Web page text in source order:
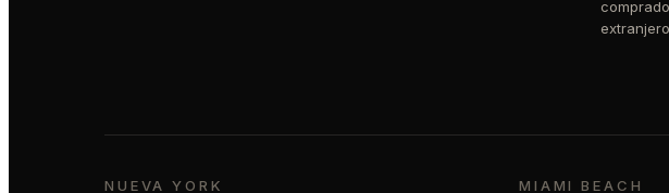
extranjero
NUEVA YORK
MIAMI BEACH